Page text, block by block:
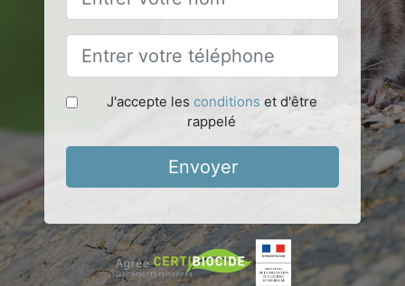
J'accepte les conditions et d'être
rappelé
Envoyer